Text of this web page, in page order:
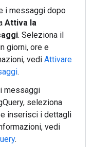
i messaggi dopo
Attiva la
. Seleziona il
giorni, ore e
vedi Attivare
.
messaggi
seleziona
e inserisci i dettagli
vedi
.